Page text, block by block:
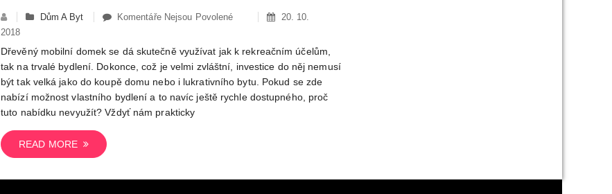
Dům A Byt Komentáře Nejsou PovolenéU
S
Názvem
Pořídíme
Si
20. 10.
2018
Dřevěný mobilní domek se dá skutečně využívat jak k rekreačním účelům,
tak na trvalé bydlení. Dokonce, což je velmi zvláštní, investice do něj nemusí
být tak velká jako do koupě domu nebo i lukrativního bytu. Pokud se zde
nabízí možnost vlastního bydlení a to navíc ještě rychle dostupného, proč
tuto nabídku nevyužít? Vždyť nám prakticky
READ MORE